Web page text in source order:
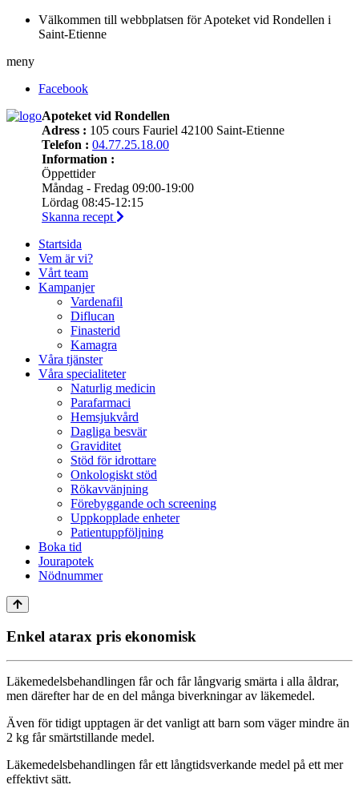
Välkommen till webbplatsen för Apoteket vid Rondellen i
Saint-Etienne
meny
Facebook
Apoteket vid Rondellen
Adress : 105 cours Fauriel 42100 Saint-Etienne
Telefon : 04.77.25.18.00
Information :
Öppettider
Måndag - Fredag 09:00-19:00
Lördag 08:45-12:15
Skanna recept
Startsida
Vem är vi?
Vårt team
Kampanjer
Vardenafil
Diflucan
Finasterid
Kamagra
Våra tjänster
Våra specialiteter
Naturlig medicin
Parafarmaci
Hemsjukvård
Dagliga besvär
Graviditet
Stöd för idrottare
Onkologiskt stöd
Rökavvänjning
Förebyggande och screening
Uppkopplade enheter
Patientuppföljning
Boka tid
Jourapotek
Nödnummer
Enkel atarax pris ekonomisk
Läkemedelsbehandlingen får och får långvarig smärta i alla åldrar,
men därefter har de en del många biverkningar av läkemedel.
Även för tidigt upptagen är det vanligt att barn som väger mindre än
2 kg får smärtstillande medel.
Läkemedelsbehandlingen får ett långtidsverkande medel på ett mer
effektivt sätt.